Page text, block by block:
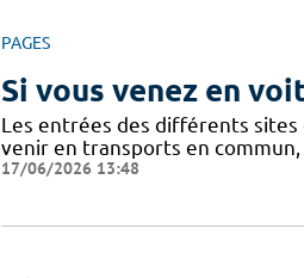
PAGES
Si vous venez en
Les entrées des différents
venir en transports en
17/06/2026 13:48